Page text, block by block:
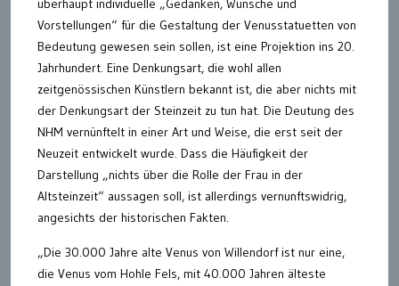
überhaupt individuelle „Gedanken, Wünsche und
Vorstellungen“ für die Gestaltung der Venusstatuetten von
Bedeutung gewesen sein sollen, ist eine Projektion ins 20.
Jahrhundert. Eine Denkungsart, die wohl allen
zeitgenössischen Künstlern bekannt ist, die aber nichts mit
der Denkungsart der Steinzeit zu tun hat. Die Deutung des
NHM vernünftelt in einer Art und Weise, die erst seit der
Neuzeit entwickelt wurde. Dass die Häufigkeit der
Darstellung „nichts über die Rolle der Frau in der
Altsteinzeit“ aussagen soll, ist allerdings vernunftswidrig,
angesichts der historischen Fakten.
„Die 30.000 Jahre alte Venus von Willendorf ist nur eine,
die Venus vom Hohle Fels, mit 40.000 Jahren älteste